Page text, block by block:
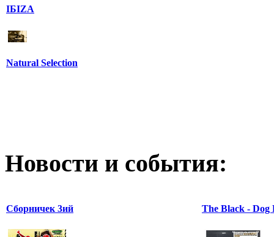
IБIZA
Natural Selection
Новости и события:
Сборничек 3ий The Black - Dog